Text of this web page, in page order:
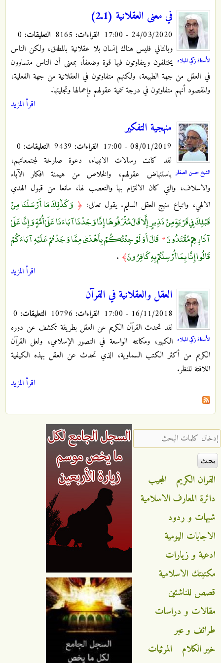
الأستاذ زكي الميلاد
في معنى العقلانية (1ـ2)
24/03/2020 - 17:00 القراءات: التعليقات:
وبالتالي فليس هناك إنسان بلا عقلانية بالمطلق، ولكن الناس
يختلفون ويتفاوتون فيها قوة وضعفاً، بمعنى أن الناس متساوون
في العقل من جهة الطبيعة، ولكنهم متفاوتون في العقلانية من جهة الفعلية،
والمقصود أنهم متفاوتون في درجة تنمية عقولهم وإعمالها وتجليتها.
اقرأ المزيد
الشيخ حسن الصفار
منهجية التفكير
08/01/2019 - 17:00 القراءات: التعليقات:
لقد كانت رسالات الانبياء، دعوة صارخة لمجتمعاتهم،
باستنهاض عقولهم، والخلاص من هيمنة افكار الآباء
والاسلاف، والتي كان الالتزام بها والتعصب لها، مانعا من قبول الهدي
الالهي، واتباع منهج العقل السليم. يقول تعالى: ﴿ وَكَذَٰلِكَ مَا أَرْسَلْنَا مِنْ
قَبْلِكَ فِي قَرْيَةٍ مِنْ نَذِيرٍ إِلَّا قَالَ مُتْرَفُوهَا إِنَّا وَجَدْنَا آبَاءَنَا عَلَىٰ أُمَّةٍ وَإِنَّا عَلَىٰ
آثَارِهِمْ مُقْتَدُونَ*قَالَ أَوَلَوْ جِئْتُكُمْ بِأَهْدَىٰ مِمَّا وَجَدْتُمْ عَلَيْهِ آبَاءَكُمْ
قَالُوا إِنَّا بِمَا أُرْسِلْتُمْ بِهِ كَافِرُونَ﴾ .
اقرأ المزيد
الأستاذ زكي الميلاد
العقل والعقلانية في القرآن
16/11/2018 - 17:00 القراءات: التعليقات:
لقد تحدث القرآن الكريم عن العقل بطريقة تكشف عن دوره
الكبير، ومكانته الواسعة في التصور الإسلامي، ولعل القرآن
الكريم من أكثر الكتب السماوية، الذي تحدث عن العقل بهذه الكيفية
اللافتة للنظر.
اقرأ المزيد
‏إدخال كلمات البحث ‏
القران الكريم
المجيب
دائرة المعارف الاسلامية
شبهات و ردود
الاجابات اليومية
ادعية و زيارات
مكتبتك الاسلامية
قصص للناشئين
مقالات و دراسات
طرائف و عبر
خير الكلام
المرئيات